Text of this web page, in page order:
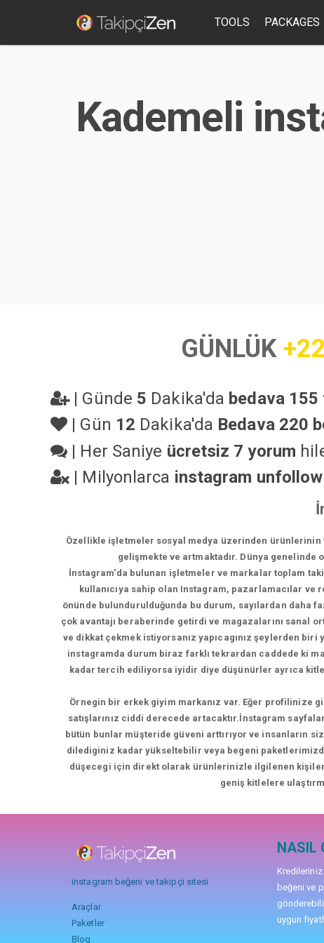
TOOLS PACKAGES
Kademeli
GÜNLÜK
| Günde 5 Dakika'da bedava
| Gün 12 Dakika'da Bedava 220
| Her Saniye ücretsiz 7 yorum
| Milyonlarca instagram unfollow
Özellikle işletmeler sosyal medya üzerinden ürünlerinin
gelişmekte ve artmaktadır. Dünya genelinde
İnstagram'da bulunan işletmeler ve markalar toplam
kullanıcıya sahip olan Instagram, pazarlamacılar
önünde bulundurulduğunda bu durum, sayılardan daha
çok avantajı beraberinde getirdi ve magazalarını sanal
ve dikkat çekmek istiyorsanız yapıcagınız şeylerden
instagramda durum biraz farklı tekrardan caddede ki
kadar tercih ediliyorsa iyidir diye düşünürler ayrıca
Örnegin bir erkek giyim markanız var. Eğer profilinize
satışlarınız ciddi derecede artacaktır.İnstagram
bütün bunlar müşteride güveni arttırıyor ve insanların
dilediginiz kadar yükseltebilir veya begeni
düşecegi için direkt olarak ürünlerinizle ilgilenen kişileri
geniş kitlelere
instagram beğeni ve takipçi sitesi
Araçlar
Paketler
Blog
NASIL
Kredileriniz
beğeni ve
uygun